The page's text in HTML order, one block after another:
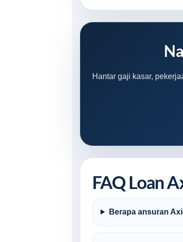
Hantar gaji kasar,
FAQ Loan
Berapa ansuran